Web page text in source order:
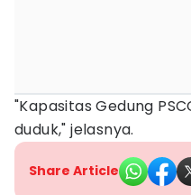
"Kapasitas Gedung
duduk," jelasnya.
Share Article